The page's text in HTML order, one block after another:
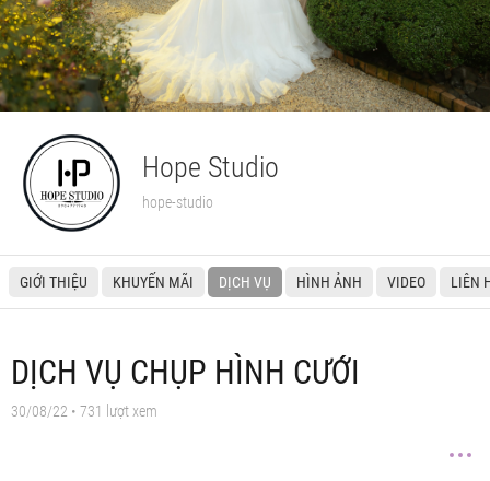
Hope Studio
hope-studio
GIỚI THIỆU KHUYẾN MÃI DỊCH VỤ HÌNH ẢNH VIDEO LIÊN
DỊCH VỤ CHỤP HÌNH CƯỚI
30/08/22 • 731 lượt xem